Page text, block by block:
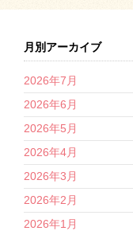
月別アーカイブ
2026年7月
2026年6月
2026年5月
2026年4月
2026年3月
2026年2月
2026年1月